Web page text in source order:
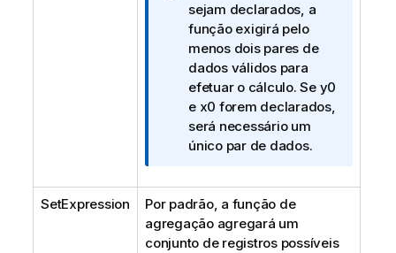
o
t
a
i
n
f
o
r
a
t
i
v
sejam declarados, a
função exigirá pelo
menos dois pares de
dados válidos para
efetuar o cálculo. Se y0
e x0 forem declarados,
será necessário um
único par de dados.
SetExpression
Por padrão, a função de
agregação agregará um
conjunto de registros possíveis